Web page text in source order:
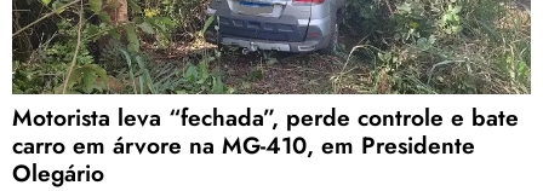
Motorista leva “fechada”, perde controle e bate
carro em árvore na MG-410, em Presidente
Olegário